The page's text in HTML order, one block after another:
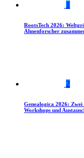
1
RootsTech 2026:
Ahnenforscher
2
Genealogica 2026:
Workshops und